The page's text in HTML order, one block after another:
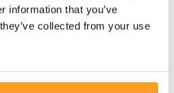
information that you’ve
collected from your use